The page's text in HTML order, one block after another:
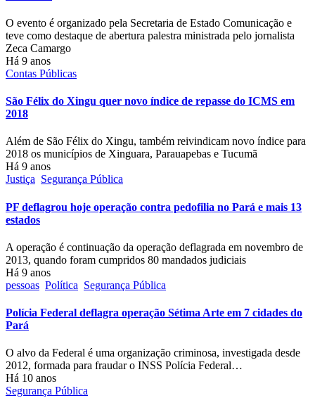
O evento é organizado pela Secretaria de Estado Comunicação e
teve como destaque de abertura palestra ministrada pelo jornalista
Zeca Camargo
Há 9 anos
Contas Públicas
São Félix do Xingu quer novo índice de repasse do ICMS em
2018
Além de São Félix do Xingu, também reivindicam novo índice para
2018 os municípios de Xinguara, Parauapebas e Tucumã
Há 9 anos
Justiça Segurança Pública
PF deflagrou hoje operação contra pedofilia no Pará e mais 13
estados
A operação é continuação da operação deflagrada em novembro de
2013, quando foram cumpridos 80 mandados judiciais
Há 9 anos
pessoas Política Segurança Pública
Polícia Federal deflagra operação Sétima Arte em 7 cidades do
Pará
O alvo da Federal é uma organização criminosa, investigada desde
2012, formada para fraudar o INSS Polícia Federal…
Há 10 anos
Segurança Pública